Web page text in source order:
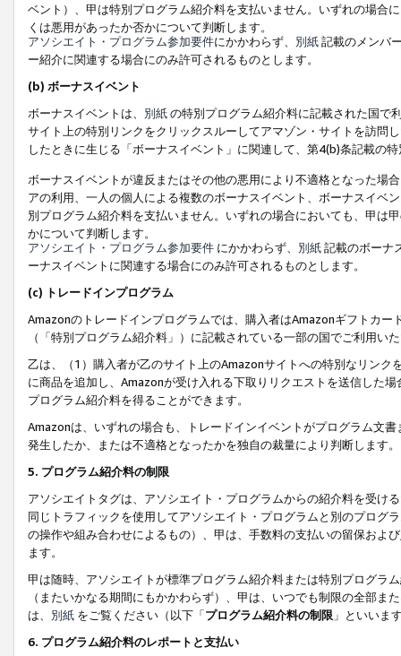
ベント）、甲は特別プログラム紹介料を支払いません。いずれの場合
くは悪用があったか否かについて判断します。
アソシエイト・プログラム参加要件にかかわらず、 別紙記載のメンバ
ー紹介に関連する場合にのみ許可されるものとします。
(b) ボーナスイベント
ボーナスイベントは、 別紙の特別プログラム紹介料に記載された国で
サイト上の特別リンクをクリックスルーしてアマゾン・サイトを訪問
したときに生じる「ボーナスイベント」に関連して、第4(b)条記載の
ボーナスイベントが違反またはその他の悪用により不適格となった場
アの利用、一人の個人による複数のボーナスイベント、ボーナスイベ
別プログラム紹介料を支払いません。いずれの場合においても、甲は
かについて判断します。
アソシエイト・プログラム参加要件 にかかわらず、 別紙記載のボーナ
ーナスイベントに関連する場合にのみ許可されるものとします。
(c) トレードインプログラム
Amazonのトレードインプログラムでは、購入者はAmazonギフトカ
（「特別プログラム紹介料」）に記載されている一部の国でご利用い
乙は、（1）購入者が乙のサイト上のAmazonサイトへの特別なリン
に商品を追加し、Amazonが受け入れる下取りリクエストを送信した
プログラム紹介料を得ることができます。
Amazonは、いずれの場合も、トレードインイベントがプログラム文
発生したか、または不適格となったかを独自の裁量により判断します。
5. プログラム紹介料の制限
アソシエイトタグは、アソシエイト・プログラムからの紹介料を受け
同じトラフィックを使用してアソシエイト・プログラムと別のプログ
の操作や組み合わせによるもの）、甲は、手数料の支払いの留保およ
ます。
甲は随時、アソシエイトが標準プログラム紹介料または特別プログラ
（またいかなる期間にもかかわらず）、甲は、いつでも制限の全部
は、 別紙 をご覧ください（以下「プログラム紹介料の制限 」といいま
6. プログラム紹介料のレポートと支払い